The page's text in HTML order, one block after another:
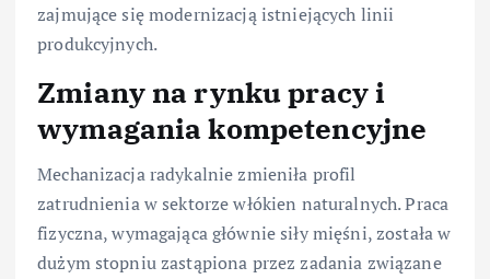
zajmujące się modernizacją istniejących linii
produkcyjnych.
Zmiany na rynku pracy i
wymagania kompetencyjne
Mechanizacja radykalnie zmieniła profil
zatrudnienia w sektorze włókien naturalnych. Praca
fizyczna, wymagająca głównie siły mięśni, została w
dużym stopniu zastąpiona przez zadania związane